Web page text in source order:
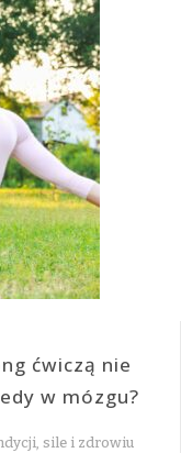
ćwiczą nie
w mózgu?
sile i zdrowiu